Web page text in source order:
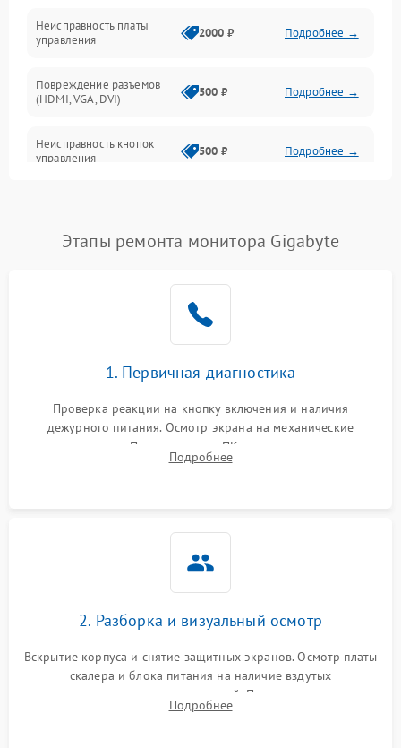
Неисправность платы
управления
2000 ₽ Подробнее →
Повреждение разъемов
(HDMI, VGA, DVI)
500 ₽ Подробнее →
Неисправность кнопок
управления
500 ₽ Подробнее →
Повреждение кабеля
Подробнее →
1000 ₽
Поломка системы
автоматического
1000 ₽ Подробнее →
Неисправность системы
1000 ₽
защиты от замыкания
1000 ₽ Подробнее →
1000 ₽
Этапы ремонта монитора Gigabyte
1. Первичная диагностика
Проверка реакции на кнопку включения и наличия
дежурного питания. Осмотр экрана на механические
повреждения. Подключение к ПК для оценки вывода
изображения, работы подсветки и выявления артефактов на
Подробнее
2. Разборка и визуальный осмотр
Вскрытие корпуса и снятие защитных экранов. Осмотр платы
скалера и блока питания на наличие вздутых
конденсаторов, прогаров, окислений. Проверка надежности
контактов и целостности шлейфов матрицы.
Подробнее